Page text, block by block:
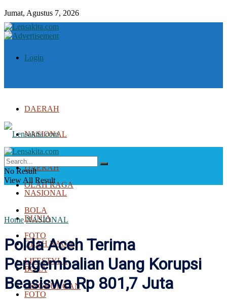
Jumat, Agustus 7, 2026
Login
DAERAH
NASIONAL
DUNIA
OLAH RAGA
BOLA
FOTO
LIFESTYLE
LINGKUNGAN
DAERAH
NASIONAL
DUNIA
OLAH RAGA
BOLA
FOTO
No Result
View All Result
Home NASIONAL
Polda Aceh Terima
Pengembalian Uang Korupsi
Beasiswa Rp 801,7 Juta